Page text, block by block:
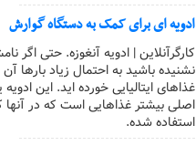
ادویه ای برای کمک به دستگاه گوارش
کارگرآنلاین | ادویه آنغوزه. حتی اگر
نشنیده باشید به احتمال زیاد بارها آن
غذاهای ایتالیایی خورده اید. این
اصلی بیشتر غذاهایی است که در آنها
استفاده شده.